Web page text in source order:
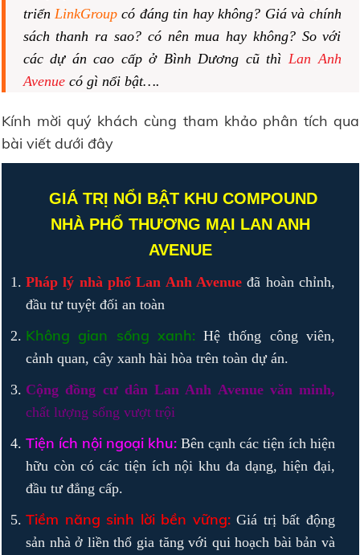
triển LinkGroupcó đáng tin hay không? Giá và chính
sách thanh ra sao? có nên mua hay không? So với
các dự án cao cấp ở Bình Dương cũ thì Lan Anh
Avenuecó gì nổi bật….
Kính mời quý khách cùng tham khảo phân tích qua
bài viết dưới đây
GIÁ TRỊ NỔI BẬT KHU COMPOUND
NHÀ PHỐ THƯƠNG MẠI LAN ANH
AVENUE
Pháp lý nhà phố Lan Anh Avenue đã hoàn chỉnh,
đầu tư tuyệt đối an toàn
Không gian sống xanh: Hệ thống công viên,
cảnh quan, cây xanh hài hòa trên toàn dự án.
Cộng đồng cư dân Lan Anh Avenue văn minh,
chất lượng sống vượt trội
Tiện ích nội ngoại khu: Bên cạnh các tiện ích hiện
hữu còn có các tiện ích nội khu đa dạng, hiện đại,
đầu tư đẳng cấp.
Tiềm năng sinh lời bền vững:Giá trị bất động
sản nhà ở liền thổ gia tăng với qui hoạch bài bản và